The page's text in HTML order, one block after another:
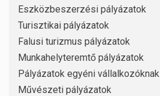
Eszközbeszerzési pályázatok
Turisztikai pályázatok
Falusi turizmus pályázatok
Munkahelyteremtő pályázatok
Pályázatok egyéni vállalkozóknak
Művészeti pályázatok